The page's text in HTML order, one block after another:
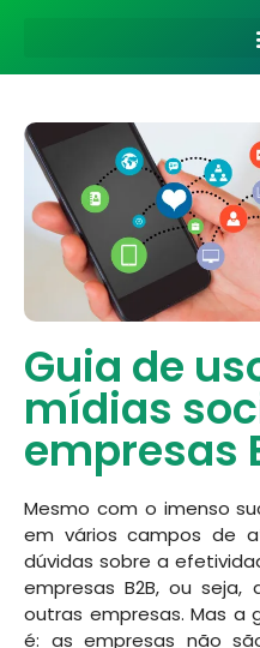
Guia de
mídias
empresas
Mesmo com o imenso
em vários campos de
dúvidas sobre a
empresas B2B, ou seja,
outras empresas. Mas a
é: as empresas não